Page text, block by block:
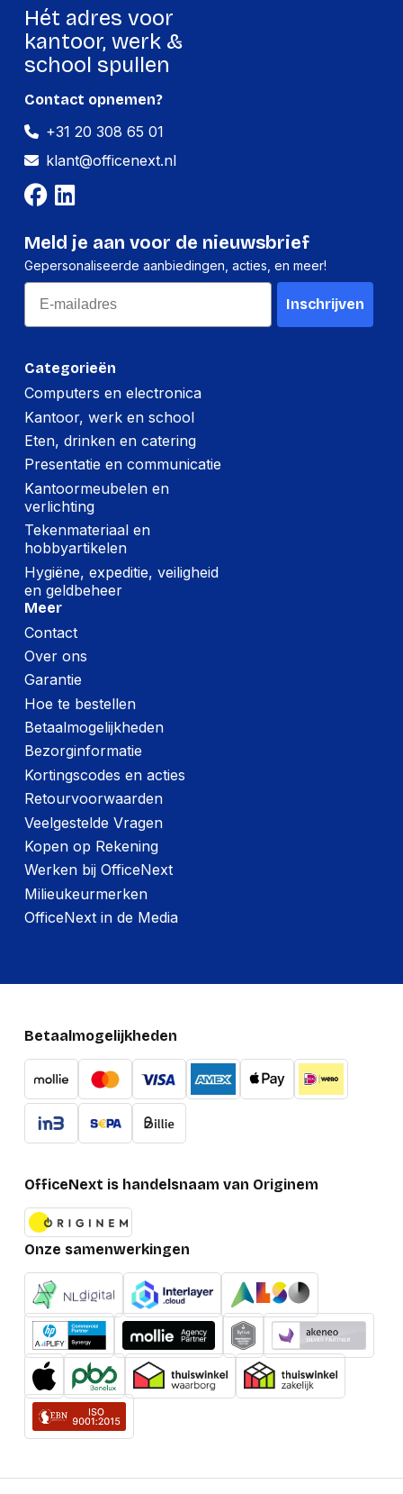
Hét adres voor
kantoor, werk &
school spullen
Categorieën
Computers en electronica
Kantoor, werk en school
Eten, drinken en catering
Presentatie en communicatie
Kantoormeubelen en
verlichting
Tekenmateriaal en
hobbyartikelen
Hygiëne, expeditie, veiligheid
en geldbeheer
Meer
Contact
Over ons
Garantie
Hoe te bestellen
Betaalmogelijkheden
Bezorginformatie
Kortingscodes en acties
Retourvoorwaarden
Veelgestelde Vragen
Kopen op Rekening
Werken bij OfficeNext
Milieukeurmerken
OfficeNext in de Media
Contact opnemen?
+31 20 308 65 01
klant@officenext.nl
Meld je aan voor de nieuwsbrief
Gepersonaliseerde aanbiedingen, acties, en meer!
Email
Inschrijven
Betaalmogelijkheden
OfficeNext is handelsnaam van Originem
Onze samenwerkingen